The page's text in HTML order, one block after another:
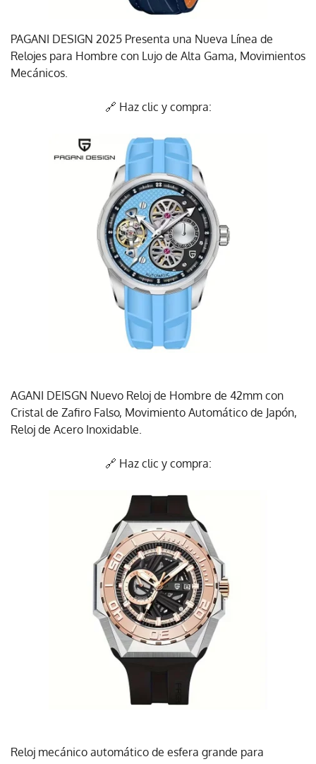
PAGANI DESIGN 2025 Presenta una Nueva Línea de
Relojes para Hombre con Lujo de Alta Gama, Movimientos
Mecánicos.
🔗 Haz clic y compra:
AGANI DEISGN Nuevo Reloj de Hombre de 42mm con
Cristal de Zafiro Falso, Movimiento Automático de Japón,
Reloj de Acero Inoxidable.
🔗 Haz clic y compra:
Reloj mecánico automático de esfera grande para